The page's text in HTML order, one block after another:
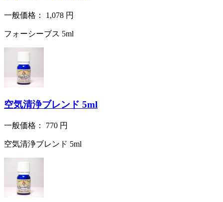
一般価格： 1,078 円
フォーシーブス 5ml
空気清浄ブレンド 5ml
一般価格： 770 円
空気清浄ブレンド 5ml